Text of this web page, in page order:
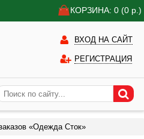
КОРЗИНА: 0 (0 р.)
ВХОД НА САЙТ
РЕГИСТРАЦИЯ
«Одежда Сток»